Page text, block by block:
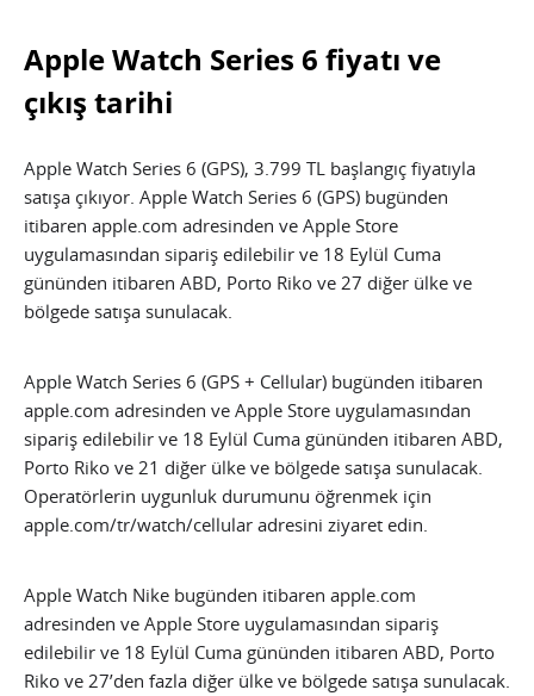
Apple Watch Series 6 fiyatı ve
çıkış tarihi
Apple Watch Series 6 (GPS), 3.799 TL başlangıç fiyatıyla
satışa çıkıyor. Apple Watch Series 6 (GPS) bugünden
itibaren apple.com adresinden ve Apple Store
uygulamasından sipariş edilebilir ve 18 Eylül Cuma
gününden itibaren ABD, Porto Riko ve 27 diğer ülke ve
bölgede satışa sunulacak.
Apple Watch Series 6 (GPS + Cellular) bugünden itibaren
apple.com adresinden ve Apple Store uygulamasından
sipariş edilebilir ve 18 Eylül Cuma gününden itibaren ABD,
Porto Riko ve 21 diğer ülke ve bölgede satışa sunulacak.
Operatörlerin uygunluk durumunu öğrenmek için
apple.com/tr/watch/cellular adresini ziyaret edin.
Apple Watch Nike bugünden itibaren apple.com
adresinden ve Apple Store uygulamasından sipariş
edilebilir ve 18 Eylül Cuma gününden itibaren ABD, Porto
Riko ve 27’den fazla diğer ülke ve bölgede satışa sunulacak.